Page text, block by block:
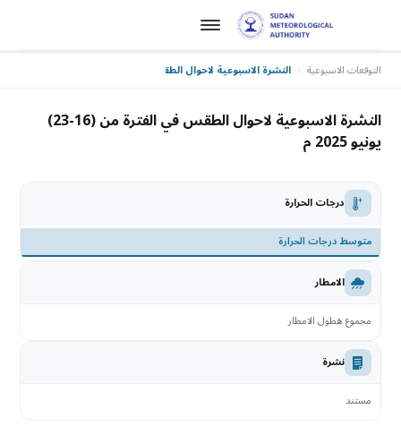
التوقعات الاسبوعية النشرة الاسبوعية لاحوال الطقس في الفترة من (16-23) يونيو 2025 م
النشرة الاسبوعية لاحوال الطقس في الفترة من (16-23)
يونيو 2025 م
درجات الحرارة
متوسط درجات الحرارة
الامطار
مجموع هطول الامطار
نشرة
مستند